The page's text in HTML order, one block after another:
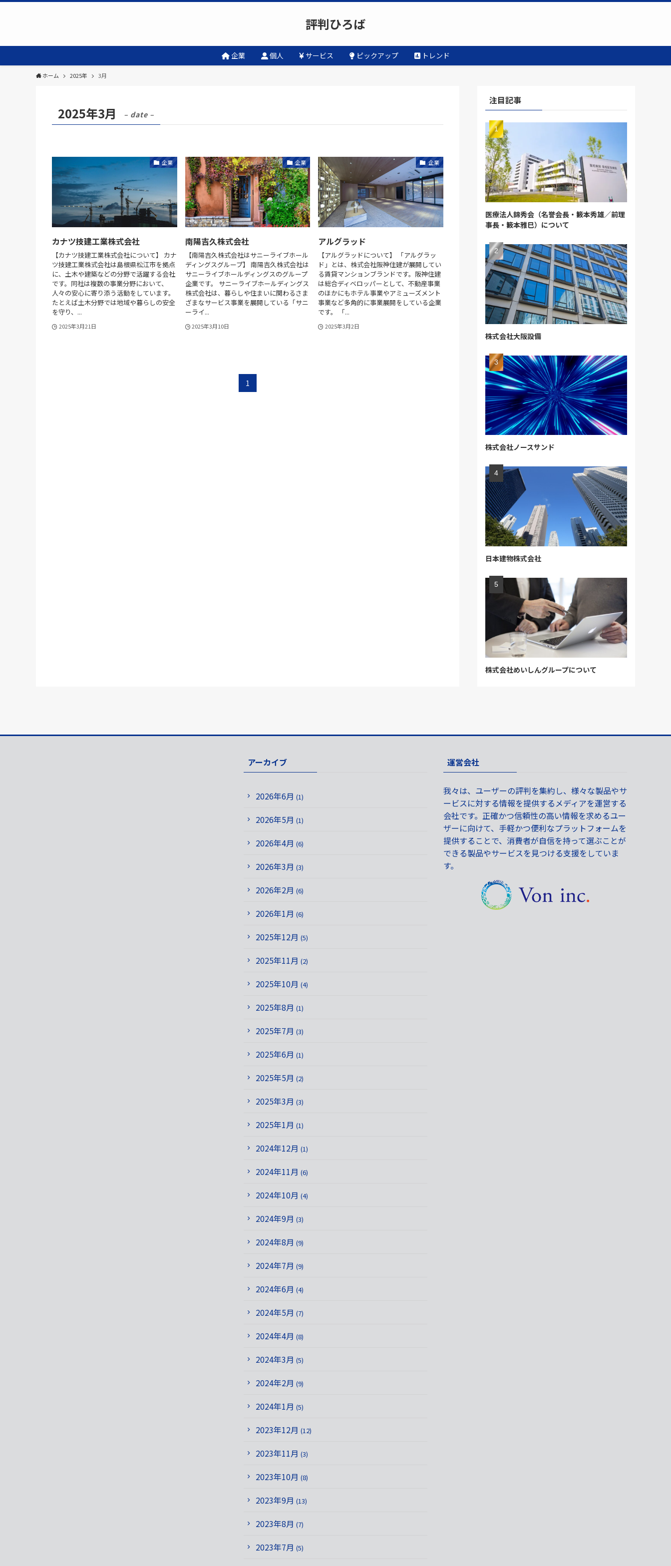
評判ひろば
企業 個人 サービス ピックアップ トレンド
ホーム 2025年 3月
2025年3月 – date –
企業
カナツ技建工業株式会社
【カナツ技建工業株式会社について】 カナ
ツ技建工業株式会社は島根県松江市を拠点
に、土木や建築などの分野で活躍する会社
です。同社は複数の事業分野において、
人々の安心に寄り添う活動をしています。
たとえば土木分野では地域や暮らしの安全
を守り、...
2025年3月21日
企業
南陽吉久株式会社
【南陽吉久株式会社はサニーライブホール
ディングスグループ】 南陽吉久株式会社は
サニーライブホールディングスのグループ
企業です。 サニーライブホールディングス
株式会社は、暮らしや住まいに関わるさま
ざまなサービス事業を展開している「サニ
ーライ...
2025年3月10日
企業
アルグラッド
【アルグラッドについて】 「アルグラッ
ド」とは、株式会社阪神住建が展開してい
る賃貸マンションブランドです。阪神住建
は総合ディベロッパーとして、不動産事業
のほかにもホテル事業やアミューズメント
事業など多角的に事業展開をしている企業
です。 「...
2025年3月2日
1
注目記事
医療法人錦秀会（名誉会長・籔本秀雄／前理
事長・籔本雅巳）について
株式会社大阪設備
株式会社ノースサンド
日本建物株式会社
株式会社めいしんグループについて
アーカイブ
2026年6月 (1)
2026年5月 (1)
2026年4月 (6)
2026年3月 (3)
2026年2月 (6)
2026年1月 (6)
2025年12月 (5)
2025年11月 (2)
2025年10月 (4)
2025年8月 (1)
2025年7月 (3)
2025年6月 (1)
2025年5月 (2)
2025年3月 (3)
2025年1月 (1)
2024年12月 (1)
2024年11月 (6)
2024年10月 (4)
2024年9月 (3)
2024年8月 (9)
2024年7月 (9)
2024年6月 (4)
2024年5月 (7)
2024年4月 (8)
2024年3月 (5)
2024年2月 (9)
2024年1月 (5)
2023年12月 (12)
2023年11月 (3)
2023年10月 (8)
2023年9月 (13)
2023年8月 (7)
2023年7月 (5)
運営会社
我々は、ユーザーの評判を集約し、様々な製品やサ
ービスに対する情報を提供するメディアを運営する
会社です。正確かつ信頼性の高い情報を求めるユー
ザーに向けて、手軽かつ便利なプラットフォームを
提供することで、消費者が自信を持って選ぶことが
できる製品やサービスを見つける支援をしていま
す。